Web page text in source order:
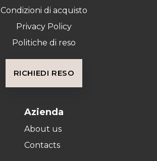
Condizioni di acquisto
Privacy Policy
Politiche di reso
RICHIEDI RESO
Azienda
About us
Contacts